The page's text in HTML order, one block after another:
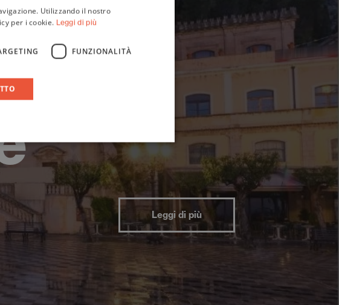
Leggi di più
Utilizzando il nostro
per i cookie. Leggi di più
FUNZIONALITÀ